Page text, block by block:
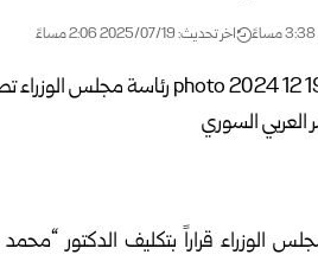
اخر تحديث: 2025/07/19 2:06 مساءً
الوزراء قراراً بتكليف الدكتور